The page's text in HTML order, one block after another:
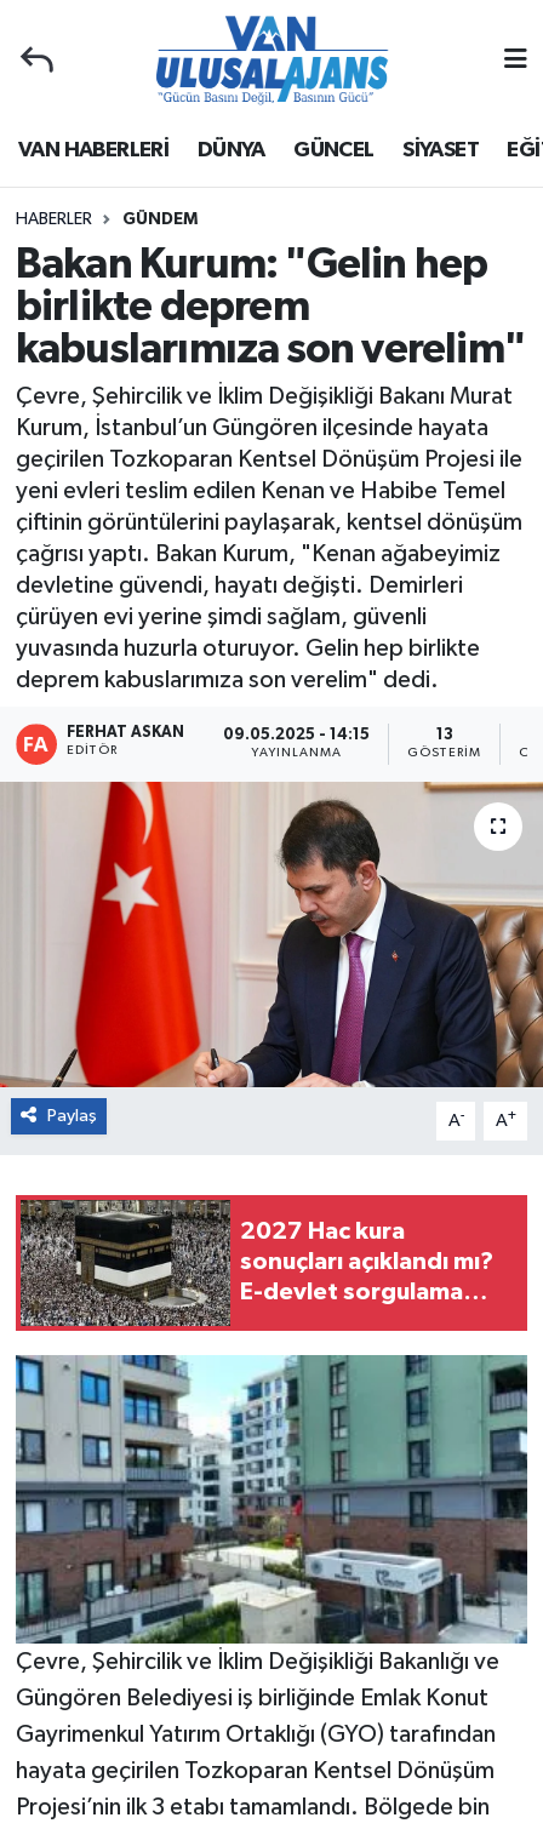
VAN HABERLERİ DÜNYA GÜNCEL SİYASET
HABERLER GÜNDEM
Bakan Kurum: "Gelin hep
birlikte deprem
kabuslarımıza son verelim"
Çevre, Şehircilik ve İklim Değişikliği Bakanı Murat
Kurum, İstanbul’un Güngören ilçesinde hayata
geçirilen Tozkoparan Kentsel Dönüşüm Projesi ile
yeni evleri teslim edilen Kenan ve Habibe Temel
çiftinin görüntülerini paylaşarak, kentsel dönüşüm
çağrısı yaptı. Bakan Kurum, "Kenan ağabeyimiz
devletine güvendi, hayatı değişti. Demirleri
çürüyen evi yerine şimdi sağlam, güvenli
yuvasında huzurla oturuyor. Gelin hep birlikte
deprem kabuslarımıza son verelim" dedi.
FERHAT ASKAN
EDITÖR
09.05.2025 - 14:15
YAYINLANMA
13
GÖSTERIM
Paylaş A- A+
2027 Hac kura
sonuçları açıklandı mı?
E-devlet sorgulama
isim listesi
Çevre, Şehircilik ve İklim Değişikliği Bakanlığı ve
Güngören Belediyesi iş birliğinde Emlak Konut
Gayrimenkul Yatırım Ortaklığı (GYO) tarafından
hayata geçirilen Tozkoparan Kentsel Dönüşüm
Projesi’nin ilk 3 etabı tamamlandı. Bölgede bin
Van Nöbetçi Eczaneler
Van Hava Durumu
Van Namaz Vakitleri
Van Trafik Yoğunluk Haritası
Süper Lig Puan Durumu ve Fikstür
Tüm Manşetler
Son Dakika Haberleri
Haber Arşivi